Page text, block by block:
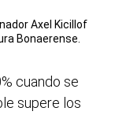
Axel Kicillof
Bonaerense.
cuando se
supere los